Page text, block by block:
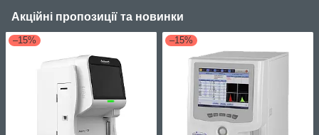
Акційні пропозиції та новинки
–15% –15%